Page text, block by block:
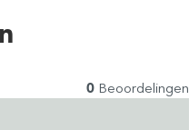
0Beoordelingen